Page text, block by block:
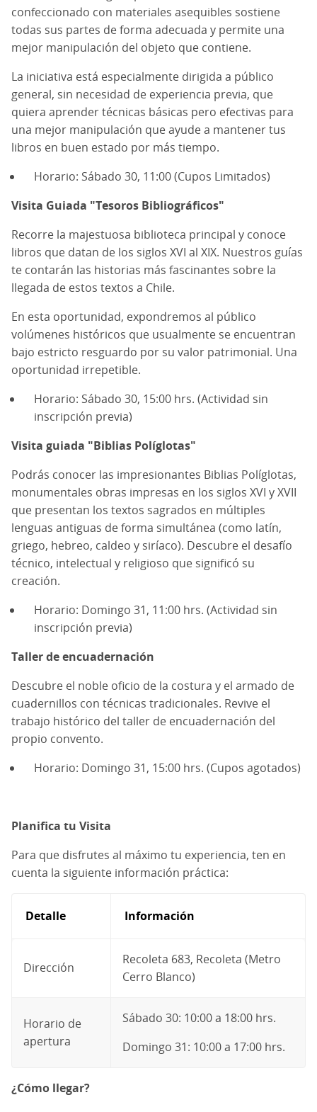
confeccionado con materiales asequibles sostiene
todas sus partes de forma adecuada y permite una
mejor manipulación del objeto que contiene.
La iniciativa está especialmente dirigida a público
general, sin necesidad de experiencia previa, que
quiera aprender técnicas básicas pero efectivas para
una mejor manipulación que ayude a mantener tus
libros en buen estado por más tiempo.
Horario: Sábado 30, 11:00 (Cupos Limitados)
Visita Guiada "Tesoros Bibliográficos"
Recorre la majestuosa biblioteca principal y conoce
libros que datan de los siglos XVI al XIX. Nuestros guías
te contarán las historias más fascinantes sobre la
llegada de estos textos a Chile.
En esta oportunidad, expondremos al público
volúmenes históricos que usualmente se encuentran
bajo estricto resguardo por su valor patrimonial. Una
oportunidad irrepetible.
Horario: Sábado 30, 15:00 hrs. (Actividad sin
inscripción previa)
Visita guiada "Biblias Políglotas"
Podrás conocer las impresionantes Biblias Políglotas,
monumentales obras impresas en los siglos XVI y XVII
que presentan los textos sagrados en múltiples
lenguas antiguas de forma simultánea (como latín,
griego, hebreo, caldeo y siríaco). Descubre el desafío
técnico, intelectual y religioso que significó su
creación.
Horario: Domingo 31, 11:00 hrs. (Actividad sin
inscripción previa)
Taller de encuadernación
Descubre el noble oficio de la costura y el armado de
cuadernillos con técnicas tradicionales. Revive el
trabajo histórico del taller de encuadernación del
propio convento.
Horario: Domingo 31, 15:00 hrs. (Cupos agotados)
Planifica tu Visita
Para que disfrutes al máximo tu experiencia, ten en
cuenta la siguiente información práctica:
Detalle Información
Dirección
Recoleta 683, Recoleta (Metro
Cerro Blanco)
Horario de
apertura
Sábado 30: 10:00 a 18:00 hrs.
Domingo 31: 10:00 a 17:00 hrs.
¿Cómo llegar?